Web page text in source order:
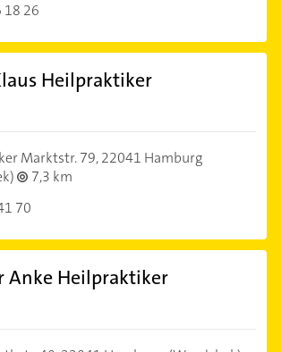
18 26
Heilpraktiker
Marktstr. 79,22041 Hamburg
7,3 km
70
Anke Heilpraktiker